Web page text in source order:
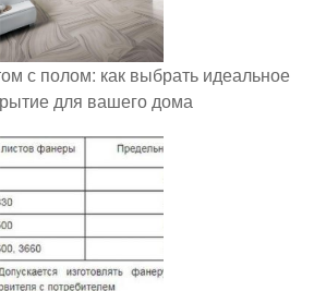
с полом: как выбрать идеальное
для вашего дома